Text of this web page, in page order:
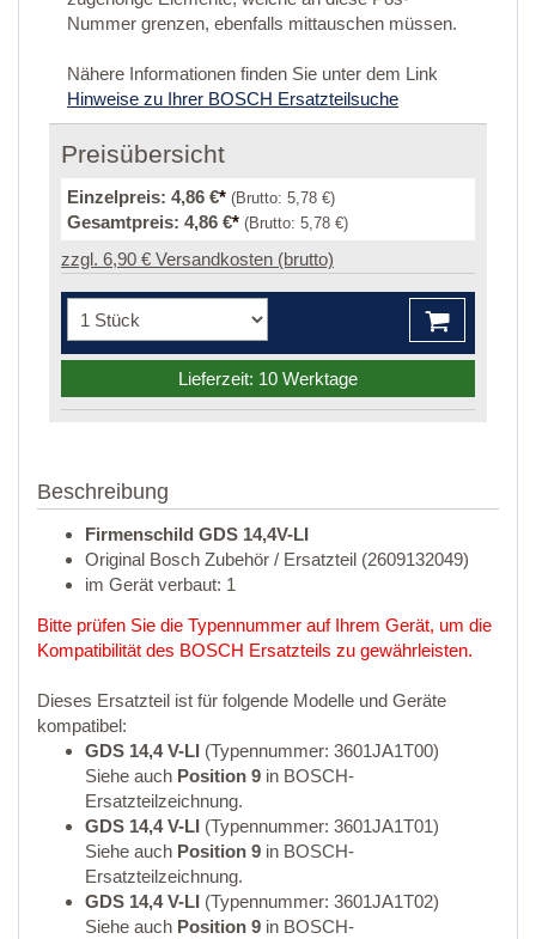
Nummer grenzen, ebenfalls mittauschen müssen.
Nähere Informationen finden Sie unter dem Link
Hinweise zu Ihrer BOSCH Ersatzteilsuche
Preisübersicht
Einzelpreis: 4,86 €* (Brutto: 5,78 €)
Gesamtpreis: 4,86 €* (Brutto: 5,78 €)
zzgl. 6,90 € Versandkosten (brutto)
Lieferzeit: 10 Werktage
Beschreibung
Firmenschild GDS 14,4V-LI
Original Bosch Zubehör / Ersatzteil (2609132049)
im Gerät verbaut: 1
Bitte prüfen Sie die Typennummer auf Ihrem Gerät, um die
Kompatibilität des BOSCH Ersatzteils zu gewährleisten.
Dieses Ersatzteil ist für folgende Modelle und Geräte
kompatibel:
GDS 14,4 V-LI (Typennummer: 3601JA1T00)
Siehe auch Position 9 in BOSCH-
Ersatzteilzeichnung.
GDS 14,4 V-LI (Typennummer: 3601JA1T01)
Siehe auch Position 9 in BOSCH-
Ersatzteilzeichnung.
GDS 14,4 V-LI (Typennummer: 3601JA1T02)
Siehe auch Position 9 in BOSCH-